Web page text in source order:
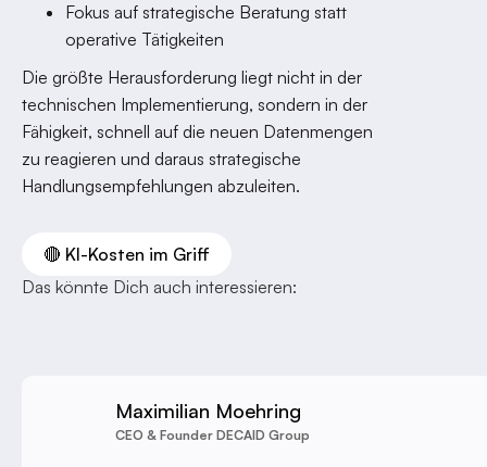
Fokus auf strategische Beratung statt
operative Tätigkeiten
Die größte Herausforderung liegt nicht in der
technischen Implementierung, sondern in der
Fähigkeit, schnell auf die neuen Datenmengen
zu reagieren und daraus strategische
Handlungsempfehlungen abzuleiten.
🔴 KI-Kosten im Griff
Das könnte Dich auch interessieren:
Maximilian Moehring
CEO & Founder DECAID Group